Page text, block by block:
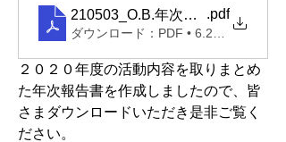
210503_O.B.年次報告書5EP
.pdf
ダウンロード：PDF • 6.29MB
２０２０年度の活動内容を取りまとめ
た年次報告書を作成しましたので、皆
さまダウンロードいただき是非ご覧く
ださい。